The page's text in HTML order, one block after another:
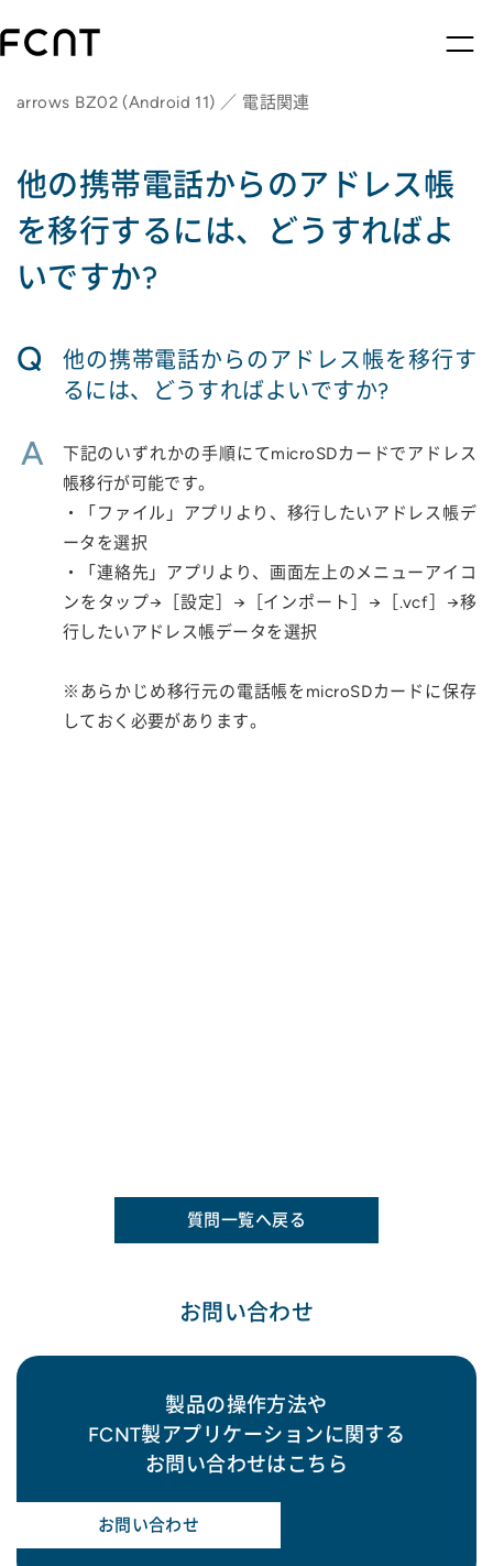
arrows BZ02 (Android 11) ／ 電話関連
他の携帯電話からのアドレス帳
を移行するには、どうすればよ
いですか?
Q
他の携帯電話からのアドレス帳を移行す
るには、どうすればよいですか?
A
下記のいずれかの手順にてmicroSDカードでアドレス
帳移行が可能です。
・「ファイル」アプリより、移行したいアドレス帳デ
ータを選択
・「連絡先」アプリより、画面左上のメニューアイコ
ンをタップ→［設定］→［インポート］→［.vcf］→移
行したいアドレス帳データを選択
※あらかじめ移行元の電話帳をmicroSDカードに保存
しておく必要があります。
質問一覧へ戻る
お問い合わせ
製品の操作方法や
FCNT製アプリケーションに関する
お問い合わせはこちら
お問い合わせ